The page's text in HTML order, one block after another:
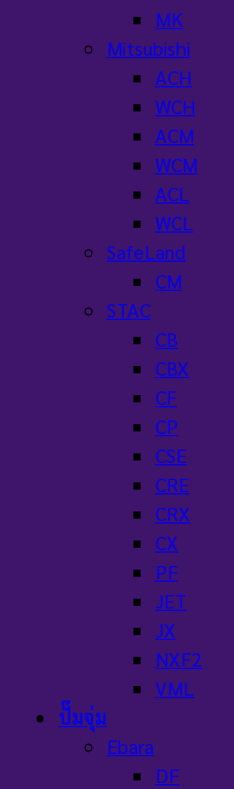
MK
Mitsubishi
ACH
WCH
ACM
WCM
ACL
WCL
SafeLand
CM
STAC
CB
CBX
CF
CP
CSE
CRE
CRX
CX
PF
JET
JX
NXF2
VML
ปั๊มจุ่ม
Ebara
DF